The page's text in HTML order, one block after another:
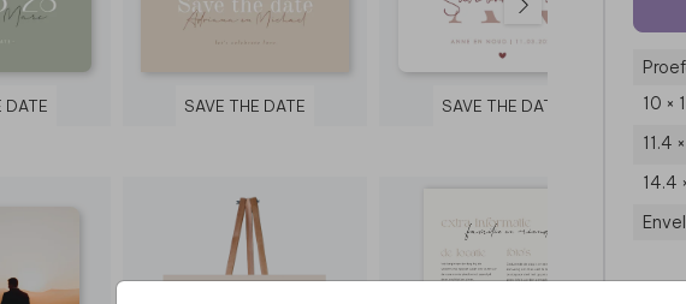
DATE SAVE THE DATE SAVE THE DATE
10 ×
11.4
14.4